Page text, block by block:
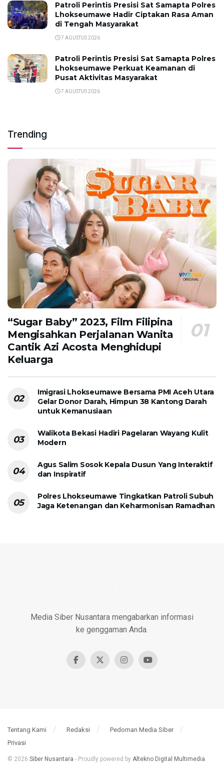
Patroli Perintis Presisi Sat Samapta Polres
Lhokseumawe Hadir Ciptakan Rasa Aman
di Tengah Masyarakat
7 AGUSTUS 2026
Patroli Perintis Presisi Sat Samapta Polres
Lhokseumawe Perkuat Keamanan di
Pusat Aktivitas Masyarakat
7 AGUSTUS 2026
Trending
“Sugar Baby” 2023, Film Filipina
Mengisahkan Perjalanan Wanita
Cantik Azi Acosta Menghidupi
Keluarga
Imigrasi Lhokseumawe Bersama PMI Aceh Utara
Gelar Donor Darah, Himpun 38 Kantong Darah
untuk Kemanusiaan
Walikota Bekasi Hadiri Pagelaran Wayang Kulit
Modern
Agus Salim Sosok Kepala Dusun Yang Interaktif
dan Inspiratif
Polres Lhokseumawe Tingkatkan Patroli Subuh
Jaga Ketenangan dan Keharmonisan Ramadhan
Media Siber Nusantara mengabarkan informasi
ke genggaman Anda.
Tentang Kami Redaksi
Pedoman Media Siber
Privasi
© 2026 Siber Nusantara - Proudly powered by Altekno Digital Multimedia.